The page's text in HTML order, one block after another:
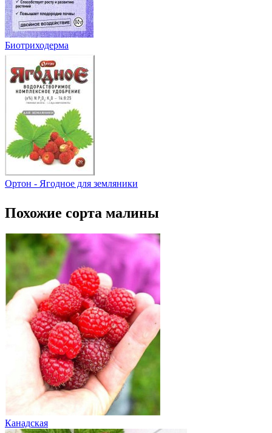
Биотриходерма
Ортон - Ягодное для земляники
Похожие сорта малины
Канадская